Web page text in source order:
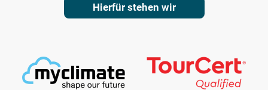
Hierfür stehen wir